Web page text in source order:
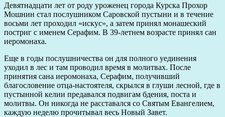
Девятнадцати лет от роду уроженец города Курска Прохор
Мошнин стал послушником Саровской пустыни и в течение
восьми лет проходил «искус», а затем принял монашеский
постриг с именем Серафим. В 39-летнем возрасте принял сан
иеромонаха.
Еще в годы послушничества он для полного уединения
уходил в лес и там проводил время в молитвах. После
принятия сана иеромонаха, Серафим, получивший
благословение отца-настоятеля, скрылся в глуши лесной, где в
пустынной келии предавался подвигам бдения, поста и
молитвы. Он никогда не расставался со Святым Евангелием,
каждую неделю прочитывал весь Новый Завет.